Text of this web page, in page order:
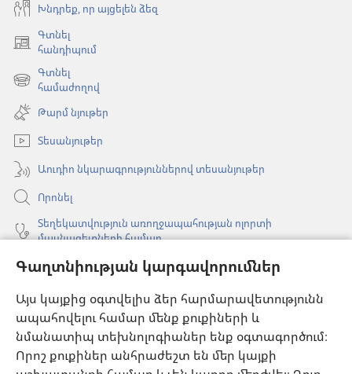
Գաղտնիության կարգավորումներ
Այս կայքից օգտվելիս ձեր հարմարավետությունն
ապահովելու համար մենք քուքիների և
նմանատիպ տեխնոլոգիաներ ենք օգտագործում։
Որոշ քուքիներ անհրաժեշտ են մեր կայքի
Խնդրեք, որ այցելեն ձեզ
Գտնել
հանդիպում
(բացվում
նոր
պատուհան)
Գտնել
համաժողով
(բացվում
նոր
պատուհան)
Թարմ նյութեր
Տեսանյութեր
Աուդիո նկարագրություններով տեսանյութեր
Որոնել
Տեղեկատվություն առողջապահության ոլորտի
մասնագետների համար
Գլոբալ հաղորդակցություն
Օգնություն
Նվիրատվություններ
(բացվում
է
նոր